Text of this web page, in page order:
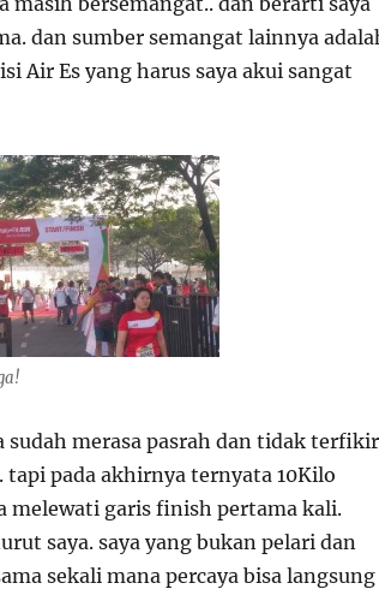
dan sumber semangat lainnya
Air Es yang harus saya akui sangat
sudah merasa pasrah dan tidak terfikir
pada akhirnya ternyata 10Kilo
melewati garis finish pertama kali.
saya. saya yang bukan pelari dan
sekali mana percaya bisa langsung